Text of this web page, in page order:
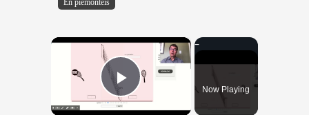
Ën piemontèis
×
Play VideoNow Playing